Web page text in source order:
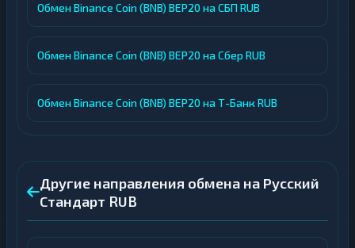
Обмен Binance Coin (BNB) BEP20 на СБП RUB
Обмен Binance Coin (BNB) BEP20 на Сбер RUB
Обмен Binance Coin (BNB) BEP20 на Т-Банк RUB
Другие направления обмена на Русский
Стандарт RUB